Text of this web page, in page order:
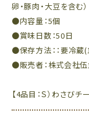
卵・豚肉・大豆を含む）
●内容量：5個
●賞味日数：50日
●保存方法：：要冷
●販売者：株式会社
【4品目：Ｓ）わさびチ